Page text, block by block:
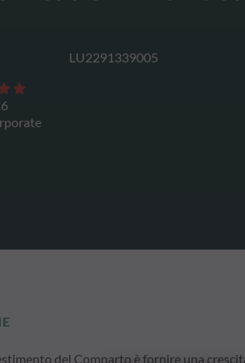
LU2291339005
del Comparto è fornire una